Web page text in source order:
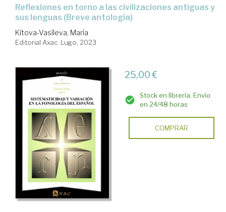
reflexiones en torno a las civilizaciones antiguas y
sus lenguas (Breve antología)
Kítova-Vasíleva, María
Editorial Axac. Lugo, 2023
25,00 €
Stock en librería. Envío
en 24/48 horas
COMPRAR